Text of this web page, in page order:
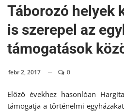
Táborozó helyek
is szerepel az
támogatások
febr 2, 2017 0
Előző évekhez hasonlóan
támogatja a történelmi